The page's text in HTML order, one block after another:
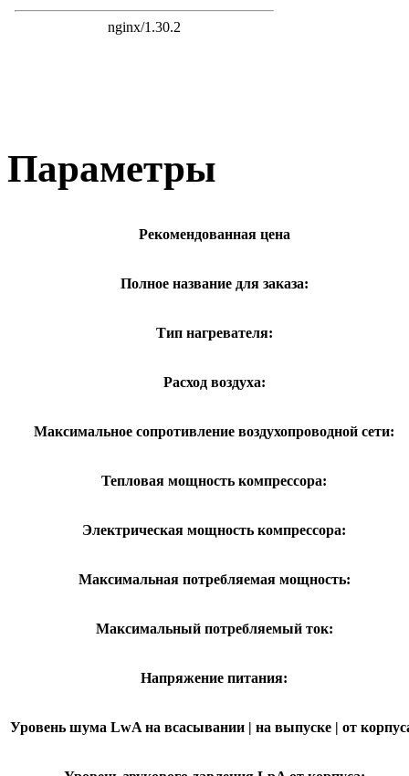
Параметры
Рекомендованная цена
Полное название для заказа:
Тип нагревателя:
Расход воздуха:
Максимальное сопротивление воздухопроводной сети:
Тепловая мощность компрессора:
Электрическая мощность компрессора:
Максимальная потребляемая мощность:
Максимальный потребляемый ток:
Напряжение питания:
Уровень шума LwA на всасывании | на выпуске | от